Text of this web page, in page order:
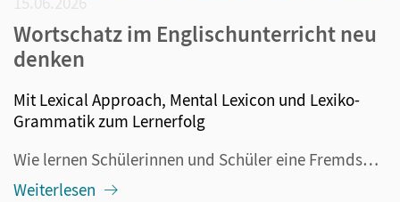
Wortschatz im Englischunterricht neu
denken
Mit Lexical Approach, Mental Lexicon und Lexiko-
Grammatik zum Lernerfolg
Wie lernen Schülerinnen und Schüler eine Fremdsprache am erfolgreichsten? Grammatikalische Regeln lernen und Vokabeln pauken galten lange Zeit als die besten Methoden. Doch davon hat sich die Didaktik in den vergangenen Jahrzehnten mehr und mehr verabschiedet. Lexical Approach, Mental Lexicon und Le...
Weiterlesen